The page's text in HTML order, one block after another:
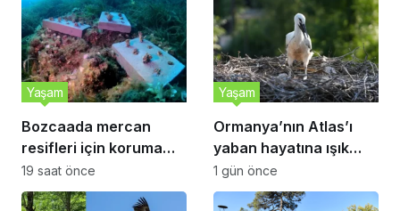
Bozcaada mercan
resifleri için koruma
seferberliği
Yaşam
19 saat önce
Ormanya’nın Atlas’ı
yaban hayatına ışık
tutacak
Yaşam
1 gün önce